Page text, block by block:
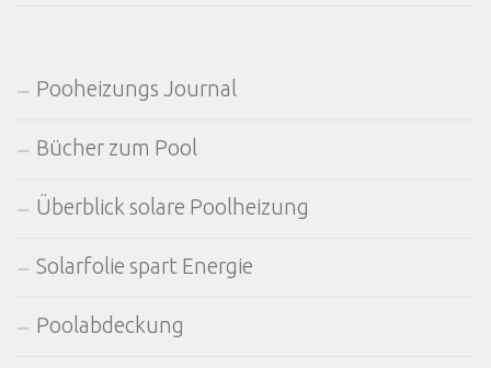
Pooheizungs Journal
Bücher zum Pool
Überblick solare Poolheizung
Solarfolie spart Energie
Poolabdeckung